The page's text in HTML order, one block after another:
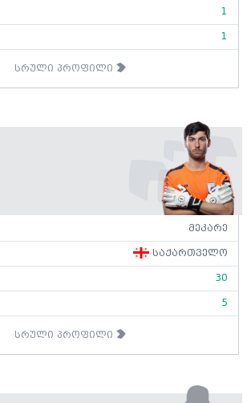
1
1
სრული პროფილი
მეკარე
საქართველო
30
5
სრული პროფილი